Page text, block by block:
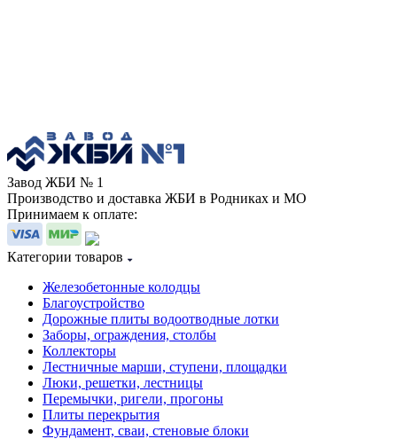
Завод ЖБИ № 1
Производство и доставка ЖБИ в Родниках и МО
Принимаем к оплате:
Категории товаров
Железобетонные колодцы
Благоустройство
Дорожные плиты водоотводные лотки
Заборы, ограждения, столбы
Коллекторы
Лестничные марши, ступени, площадки
Люки, решетки, лестницы
Перемычки, ригели, прогоны
Плиты перекрытия
Фундамент, сваи, стеновые блоки